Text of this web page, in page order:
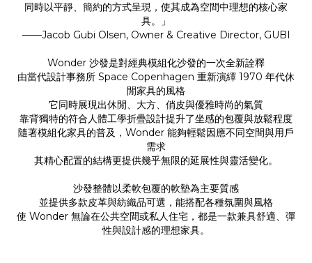
同時以平靜、簡約的方式呈現，使其成為空間中理想的核心家
具。」
——Jacob Gubi Olsen, Owner & Creative Director, GUBI
Wonder 沙發是對經典模組化沙發的一次全新詮釋
由當代設計事務所 Space Copenhagen 重新演繹 1970 年代休
閒家具的風格
它同時展現出休閒、大方、俏皮與優雅時尚的氣質
靠背獨特的符合人體工學折疊設計提升了坐感的包覆與放鬆程度
隨著模組化家具的普及，Wonder 能夠輕鬆因應不同空間與用戶
需求
其精心配置的結構更提供幾乎無限的延展性與靈活變化。
沙發整體以柔軟包覆的軟墊為主要質感
並提供多款皮革與紡織品可選，能搭配各種氛圍與風格
使 Wonder 無論在公共空間或私人住宅，都是一款兼具舒適、彈
性與設計感的理想家具。